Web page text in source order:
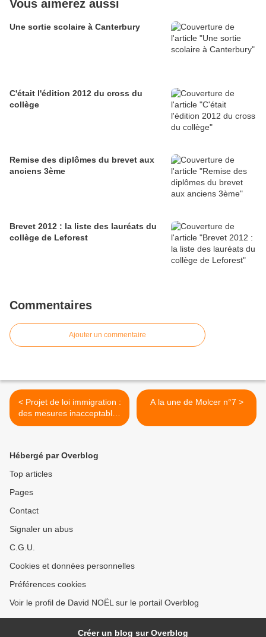
Vous aimerez aussi
Une sortie scolaire à Canterbury
C'était l'édition 2012 du cross du
collège
Remise des diplômes du brevet aux
anciens 3ème
Brevet 2012 : la liste des lauréats du
collège de Leforest
Commentaires
Ajouter un commentaire
< Projet de loi immigration :
des mesures inacceptables
pour France Universités
A la une de Molcer n°7 >
Hébergé par Overblog
Top articles
Pages
Contact
Signaler un abus
C.G.U.
Cookies et données personnelles
Préférences cookies
Voir le profil de David NOËL sur le portail Overblog
Créer un blog sur Overblog